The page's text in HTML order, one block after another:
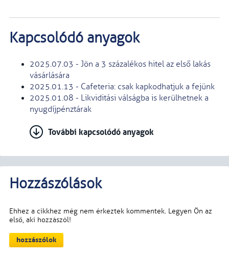
Kapcsolódó anyagok
2025.07.03 - Jön a 3 százalékos hitel az első lakás
vásárlására
2025.01.13 - Cafeteria: csak kapkodhatjuk a fejünk
2025.01.08 - Likviditási válságba is kerülhetnek a
nyugdíjpénztárak
További kapcsolódó anyagok